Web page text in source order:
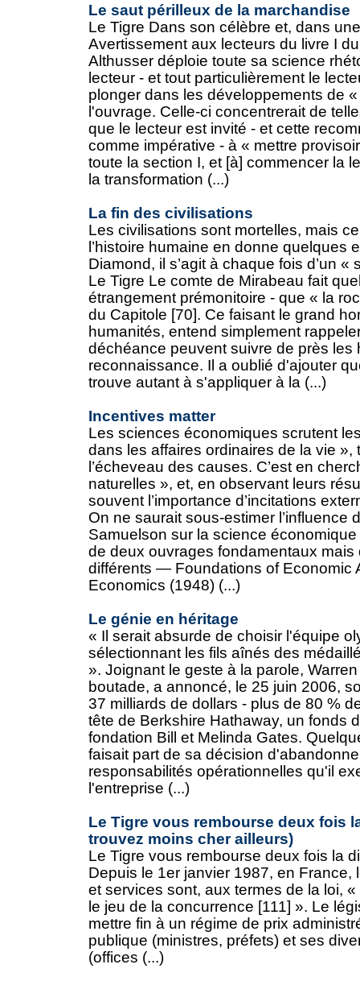
Le saut périlleux de la marchandise
Le Tigre Dans son célèbre et, dans
Avertissement aux lecteurs du livre I
Althusser déploie toute sa science
lecteur - et tout particulièrement le
plonger dans les développements de
l'ouvrage. Celle-ci concentrerait de
que le lecteur est invité - et cette
comme impérative - à « mettre
toute la section I, et [à] commencer la
la transformation (...)
La fin des civilisations
Les civilisations sont mortelles, mais
l’histoire humaine en donne quelques
Diamond, il s’agit à chaque fois d’un
Le Tigre Le comte de Mirabeau fait
étrangement prémonitoire - que « la
du Capitole [70]. Ce faisant le grand
humanités, entend simplement
déchéance peuvent suivre de près les
reconnaissance. Il a oublié d'ajouter
trouve autant à s'appliquer à la (...)
Incentives matter
Les sciences économiques scrutent
dans les affaires ordinaires de la vie »,
l’écheveau des causes. C’est en
naturelles », et, en observant leurs
souvent l’importance d’incitations
On ne saurait sous-estimer l’influence
Samuelson sur la science
de deux ouvrages fondamentaux
différents — Foundations of Economic
Economics (1948) (...)
Le génie en héritage
« Il serait absurde de choisir l'équipe
sélectionnant les fils aînés des
». Joignant le geste à la parole,
boutade, a annoncé, le 25 juin 2006,
37 milliards de dollars - plus de 80 %
tête de Berkshire Hathaway, un fonds
fondation Bill et Melinda Gates.
faisait part de sa décision
responsabilités opérationnelles qu'il
l'entreprise (...)
Le Tigre vous rembourse deux fois
trouvez moins cher ailleurs)
Le Tigre vous rembourse deux fois la
Depuis le 1er janvier 1987, en France,
et services sont, aux termes de la loi,
le jeu de la concurrence [111] ». Le
mettre fin à un régime de prix
publique (ministres, préfets) et ses
(offices (...)